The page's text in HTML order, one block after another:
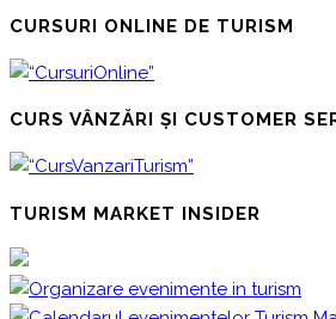
CURSURI ONLINE DE TURISM
CURS VÂNZĂRI ȘI CUSTOMER
TURISM MARKET INSIDER